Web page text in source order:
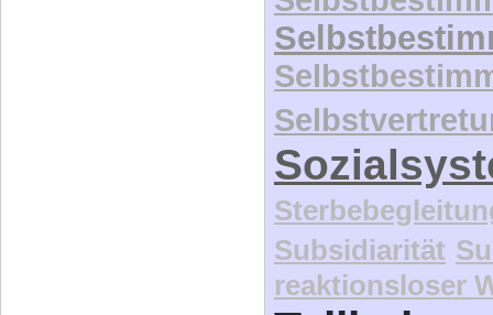
Subsidiarität
reaktionsloser
Teilhabe